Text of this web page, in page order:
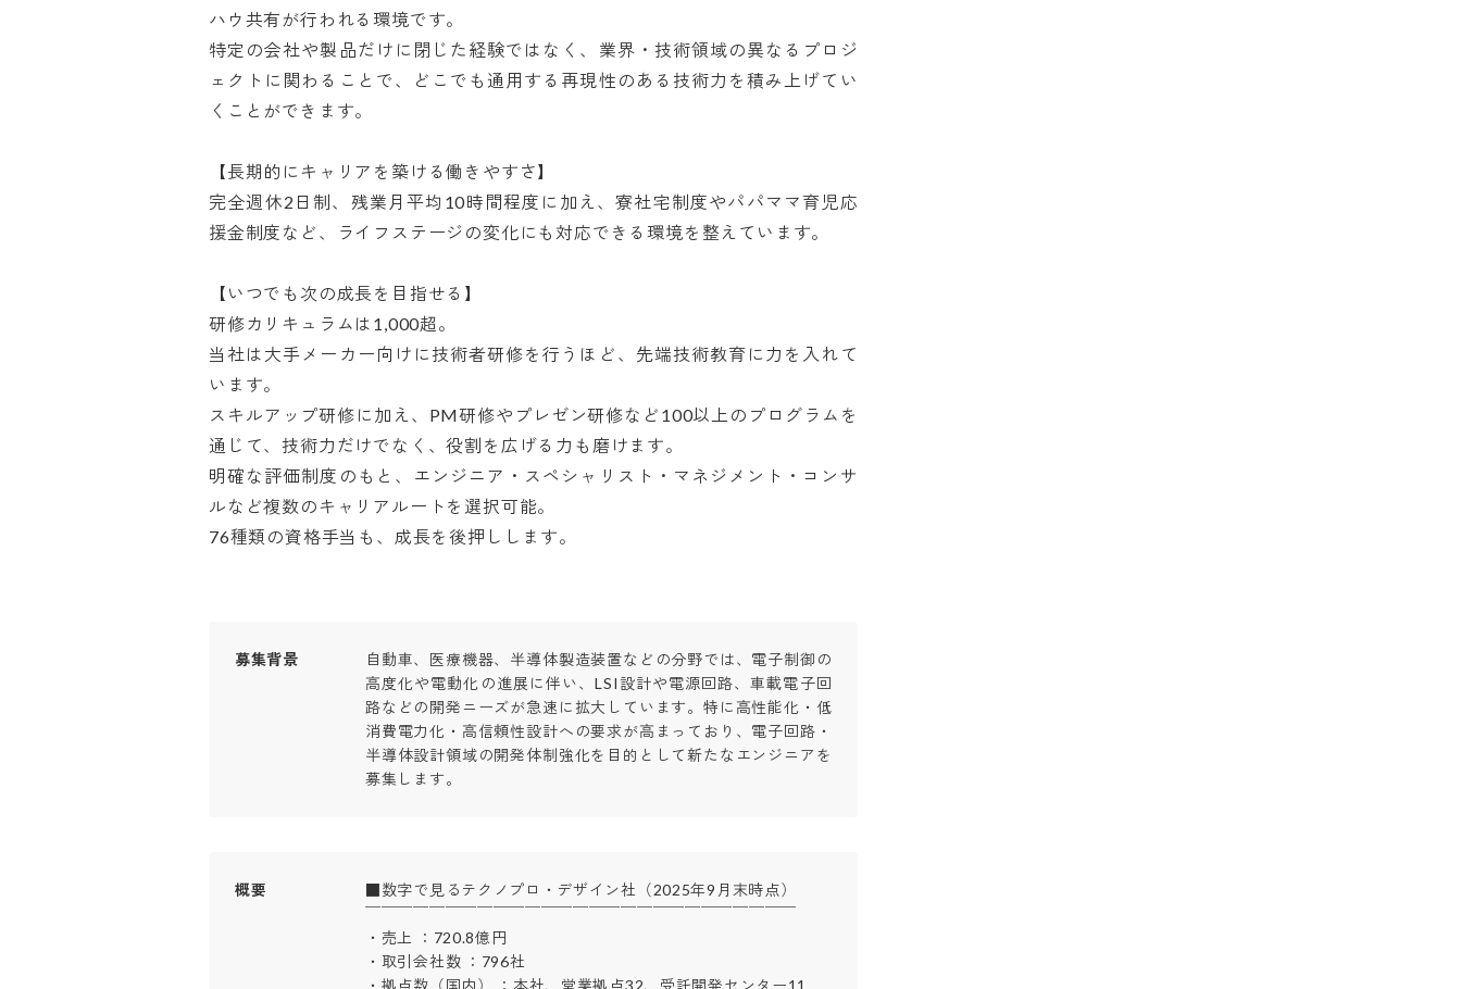
ハウ共有が行われる環境です。
特定の会社や製品だけに閉じた経験ではなく、業界・技術領域の異なるプロジ
ェクトに関わることで、どこでも通用する再現性のある技術力を積み上げてい
くことができます。
【長期的にキャリアを築ける働きやすさ】
完全週休2日制、残業月平均10時間程度に加え、寮社宅制度やパパママ育児応
援金制度など、ライフステージの変化にも対応できる環境を整えています。
【いつでも次の成長を目指せる】
研修カリキュラムは1,000超。
当社は大手メーカー向けに技術者研修を行うほど、先端技術教育に力を入れて
います。
スキルアップ研修に加え、PM研修やプレゼン研修など100以上のプログラムを
通じて、技術力だけでなく、役割を広げる力も磨けます。
明確な評価制度のもと、エンジニア・スペシャリスト・マネジメント・コンサ
ルなど複数のキャリアルートを選択可能。
76種類の資格手当も、成長を後押しします。
募集背景
自動車、医療機器、半導体製造装置などの分野では、電子制御の
高度化や電動化の進展に伴い、LSI設計や電源回路、車載電子回
路などの開発ニーズが急速に拡大しています。特に高性能化・低
消費電力化・高信頼性設計への要求が高まっており、電子回路・
半導体設計領域の開発体制強化を目的として新たなエンジニアを
募集します。
概要
■数字で見るテクノプロ・デザイン社（2025年9月末時点）
￣￣￣￣￣￣￣￣￣￣￣￣￣￣￣￣￣￣￣￣￣￣￣￣￣￣￣
・売上 ：720.8億円
・取引会社数 ：796社
・拠点数（国内） ：本社、営業拠点32、受託開発センター11